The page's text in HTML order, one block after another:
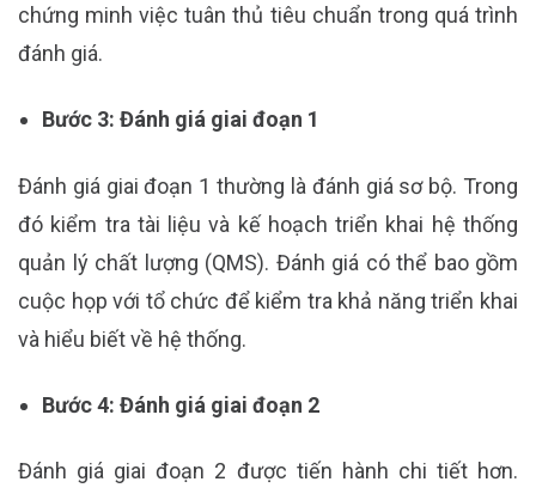
chứng minh việc tuân thủ tiêu chuẩn trong quá trình
đánh giá.
Bước 3: Đánh giá giai đoạn 1
Đánh giá giai đoạn 1 thường là đánh giá sơ bộ. Trong
đó kiểm tra tài liệu và kế hoạch triển khai hệ thống
quản lý chất lượng (QMS). Đánh giá có thể bao gồm
cuộc họp với tổ chức để kiểm tra khả năng triển khai
và hiểu biết về hệ thống.
Bước 4: Đánh giá giai đoạn 2
Đánh giá giai đoạn 2 được tiến hành chi tiết hơn.